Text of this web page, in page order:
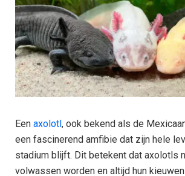
Een axolotl, ook bekend als de
een fascinerend amfibie dat zijn hele
stadium blijft. Dit betekent dat axolotls
volwassen worden en altijd hun